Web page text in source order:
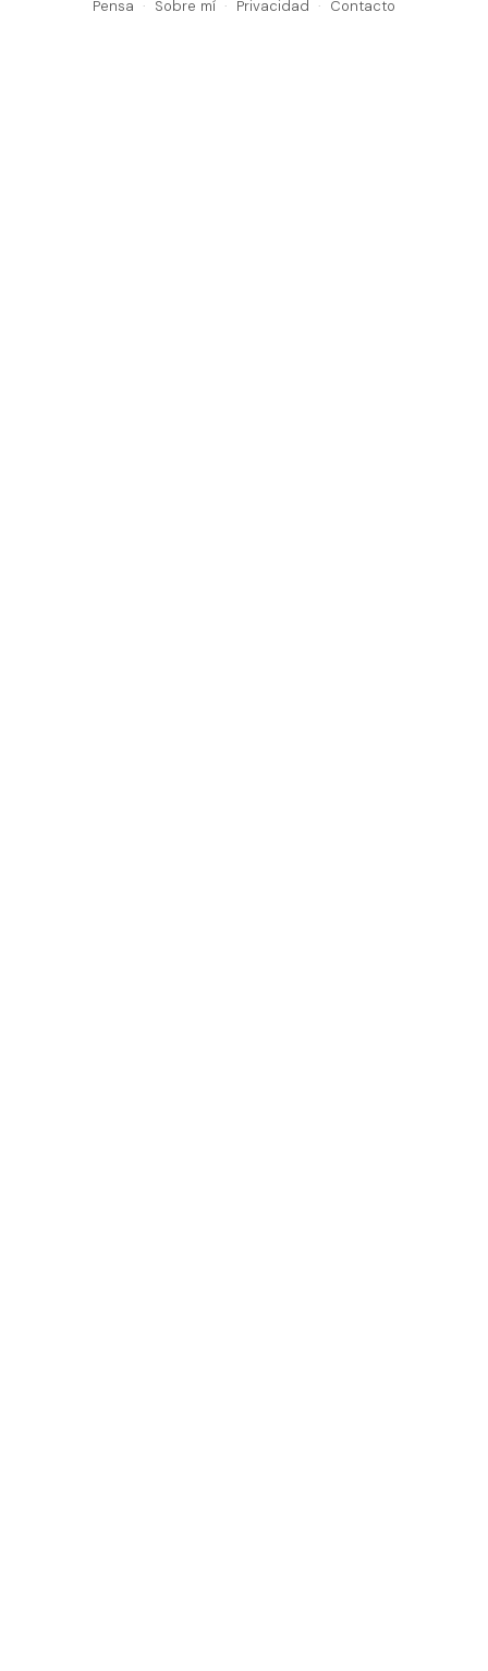
Pensa · Sobre mí · Privacidad · Contacto